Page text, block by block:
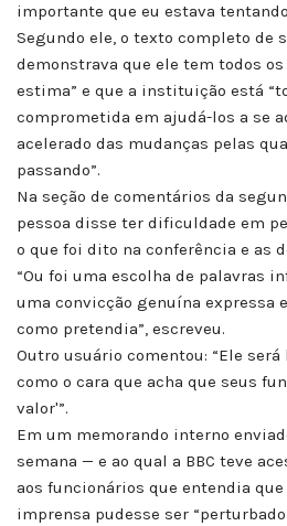
importante que eu estava
Segundo ele, o texto completo de
demonstrava que ele tem todos
estima” e que a instituição está
comprometida em ajudá-los a se
acelerado das mudanças pelas
passando”.
Na seção de comentários da
pessoa disse ter dificuldade em
o que foi dito na conferência e as
“Ou foi uma escolha de palavras
uma convicção genuína expressa
como pretendia”, escreveu.
Outro usuário comentou: “Ele
como o cara que acha que seus
valor'”.
Em um memorando interno
semana — e ao qual a BBC teve
aos funcionários que entendia
imprensa pudesse ser